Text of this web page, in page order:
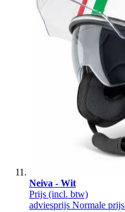
Neiva - Wit
Prijs (incl. btw)
adviesprijs Normale prijs